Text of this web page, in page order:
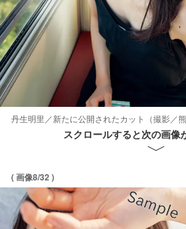
丹生明里／新たに公開されたカット（撮影／熊
スクロールすると次の画像
( 画像8/32 )